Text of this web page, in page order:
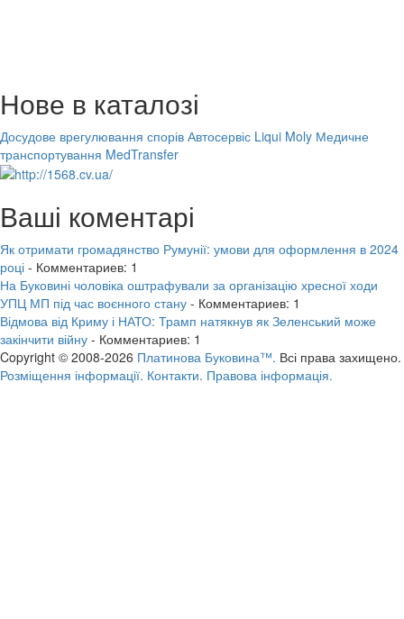
Нове в каталозі
Досудове врегулювання спорів Автосервіс Liqui Moly Медичне
транспортування MedTransfer
Ваші коментарі
Як отримати громадянство Румунії: умови для оформлення в 2024
році - Комментариев: 1
На Буковині чоловіка оштрафували за організацію хресної ходи
УПЦ МП під час воєнного стану - Комментариев: 1
Відмова від Криму і НАТО: Трамп натякнув як Зеленський може
закінчити війну - Комментариев: 1
Copyright © 2008-2026 Платинова Буковина™. Всі права захищено.
Розміщення інформації. Контакти. Правова інформація.